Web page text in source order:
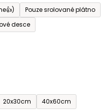
Pouze srolované plátno
desce
20x30cm
40x60cm